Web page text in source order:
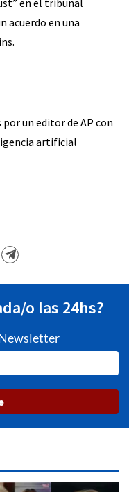
acuerdo en una
un editor de AP con
artificial
o las 24hs?